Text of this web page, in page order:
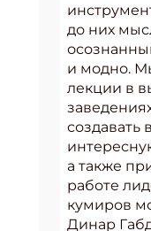
до них
и модно.
лекции в
создавать
а также
работе
кумиров
Динар